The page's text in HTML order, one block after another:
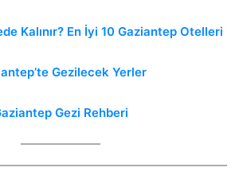
Kalınır? En İyi 10 Gaziantep Otelleri
Gezilecek Yerler
Gezi Rehberi